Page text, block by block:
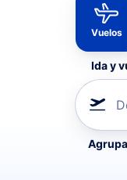
Vuelos
Ida y
Refina